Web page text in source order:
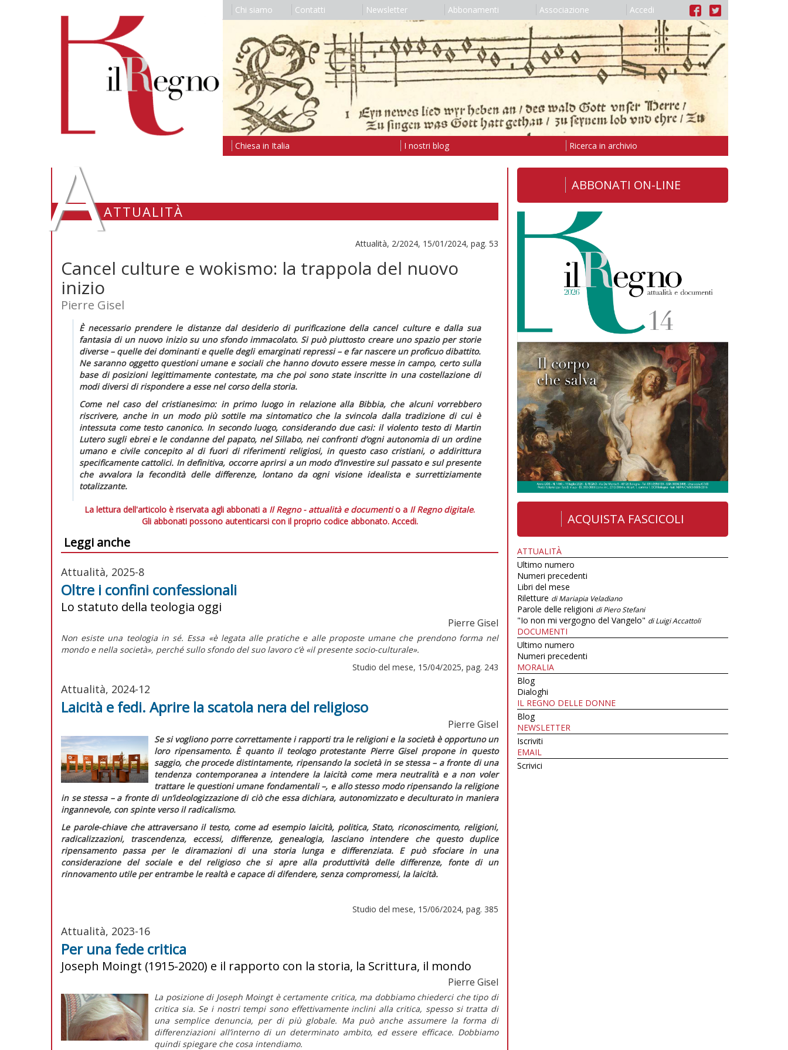
Chi siamo Contatti Newsletter Abbonamenti Associazione Accedi
Chiesa in Italia I nostri blog Ricerca in archivio
AATTUALITÀ
Attualità, 2/2024, 15/01/2024, pag. 53
Cancel culture e wokismo: la trappola del nuovo
inizio
Pierre Gisel
È necessario prendere le distanze dal desiderio di purificazione dellacancel culturee dalla sua
fantasia di un nuovo inizio su uno sfondo immacolato. Si può piuttosto creare uno spazio per storie
diverse – quelle dei dominanti e quelle degli emarginati repressi – e far nascere un proficuo dibattito.
Ne saranno oggetto questioni umane e sociali che hanno dovuto essere messe in campo, certo sulla
base di posizioni legittimamente contestate, ma che poi sono state inscritte in una costellazione di
modi diversi di rispondere a esse nel corso della storia.
Come nel caso del cristianesimo: in primo luogo in relazione alla Bibbia, che alcuni vorrebbero
riscrivere, anche in un modo più sottile ma sintomatico che la svincola dalla tradizione di cui è
intessuta come testo canonico. In secondo luogo, considerando due casi: il violento testo di Martin
Lutero sugli ebrei e le condanne del papato, nelSillabo, nei confronti d’ogni autonomia di un ordine
umano e civile concepito al di fuori di riferimenti religiosi, in questo caso cristiani, o addirittura
specificamente cattolici. In definitiva, occorre aprirsi a un modo d’investire sul passato e sul presente
che avvalora la fecondità delle differenze, lontano da ogni visione idealista e surrettiziamente
totalizzante.
La lettura dell'articolo è riservata agli abbonati a Il Regno - attualità e documentio a Il Regno digitale.
Gli abbonati possono autenticarsi con il proprio codice abbonato. Accedi.
Leggi anche
Attualità, 2025-8
Oltre i confini confessionali
Lo statuto della teologia oggi
Pierre Gisel
Non esiste una teologia in sé. Essa «è legata alle pratiche e alle proposte umane che prendono forma nel
mondo e nella società», perché sullo sfondo del suo lavoro c’è «il presente socio-culturale».
Studio del mese, 15/04/2025, pag. 243
Attualità, 2024-12
Laicità e fedi. Aprire la scatola nera del religioso
Pierre Gisel
Se si vogliono porre correttamente i rapporti tra le religioni e la società è opportuno un
loro ripensamento. È quanto il teologo protestante Pierre Gisel propone in questo
saggio, che procede distintamente, ripensando la società in se stessa – a fronte di una
tendenza contemporanea a intendere la laicità come mera neutralità e a non voler
trattare le questioni umane fondamentali –, e allo stesso modo ripensando la religione
in se stessa – a fronte di un’ideologizzazione di ciò che essa dichiara, autonomizzato e deculturato in maniera
ingannevole, con spinte verso il radicalismo.
Le parole-chiave che attraversano il testo, come ad esempio laicità, politica, Stato, riconoscimento, religioni,
radicalizzazioni, trascendenza, eccessi, differenze, genealogia, lasciano intendere che questo duplice
ripensamento passa per le diramazioni di una storia lunga e differenziata. E può sfociare in una
considerazione del sociale e del religioso che si apre alla produttività delle differenze, fonte di un
rinnovamento utile per entrambe le realtà e capace di difendere, senza compromessi, la laicità.
Studio del mese, 15/06/2024, pag. 385
Attualità, 2023-16
Per una fede critica
Joseph Moingt (1915-2020) e il rapporto con la storia, la Scrittura, il mondo
Pierre Gisel
La posizione di Joseph Moingt è certamente critica, ma dobbiamo chiederci che tipo di
critica sia. Se i nostri tempi sono effettivamente inclini alla critica, spesso si tratta di
una semplice denuncia, per di più globale. Ma può anche assumere la forma di
differenziazioni all’interno di un determinato ambito, ed essere efficace. Dobbiamo
quindi spiegare che cosa intendiamo.
ABBONATI ON-LINE
ACQUISTA FASCICOLI
ATTUALITÀ
Ultimo numero
Numeri precedenti
Libri del mese
Riletture di Mariapia Veladiano
Parole delle religioni di Piero Stefani
"Io non mi vergogno del Vangelo" di Luigi Accattoli
DOCUMENTI
Ultimo numero
Numeri precedenti
MORALIA
Blog
Dialoghi
IL REGNO DELLE DONNE
Blog
NEWSLETTER
Iscriviti
EMAIL
Scrivici